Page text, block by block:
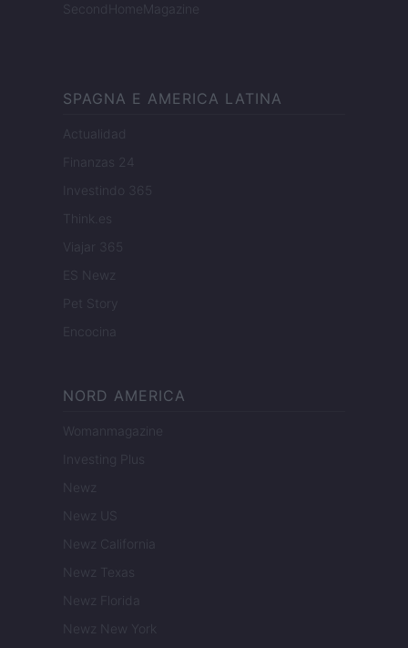
SecondHomeMagazine
SPAGNA E AMERICA LATINA
Actualidad
Finanzas 24
Investindo 365
Think.es
Viajar 365
ES Newz
Pet Story
Encocina
NORD AMERICA
Womanmagazine
Investing Plus
Newz
Newz US
Newz California
Newz Texas
Newz Florida
Newz New York